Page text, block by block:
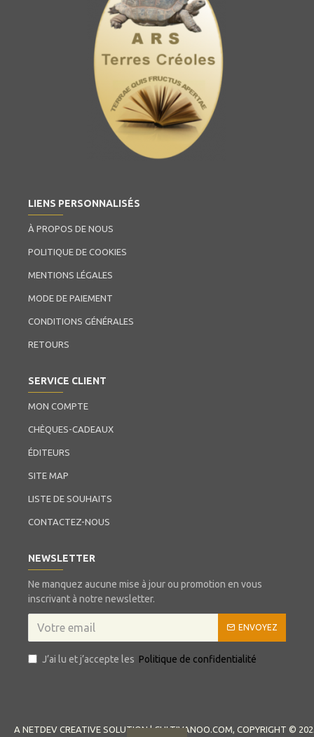
LIENS PERSONNALISÉS
À PROPOS DE NOUS
POLITIQUE DE COOKIES
MENTIONS LÉGALES
MODE DE PAIEMENT
CONDITIONS GÉNÉRALES
RETOURS
SERVICE CLIENT
MON COMPTE
CHÈQUES-CADEAUX
ÉDITEURS
SITE MAP
LISTE DE SOUHAITS
CONTACTEZ-NOUS
NEWSLETTER
Ne manquez aucune mise à jour ou promotion en vous
inscrivant à notre newsletter.
ENVOYEZ
J’ai lu et j’accepte les Politique de confidentialité
A NETDEV CREATIVE SOLUTION | CULTIVANOO.COM, COPYRIGHT ©